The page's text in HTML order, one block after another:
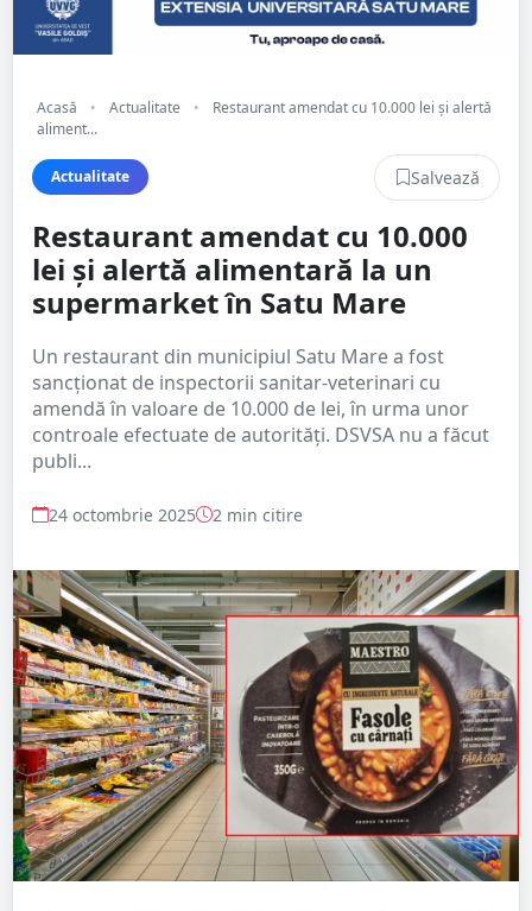
Acasă • Actualitate •
Restaurant amendat cu 10.000 lei și alertă
aliment...
Actualitate Salvează
Restaurant amendat cu 10.000
lei și alertă alimentară la un
supermarket în Satu Mare
Un restaurant din municipiul Satu Mare a fost
sancționat de inspectorii sanitar-veterinari cu
amendă în valoare de 10.000 de lei, în urma unor
controale efectuate de autorități. DSVSA nu a făcut
publi...
24 octombrie 2025 2 min citire